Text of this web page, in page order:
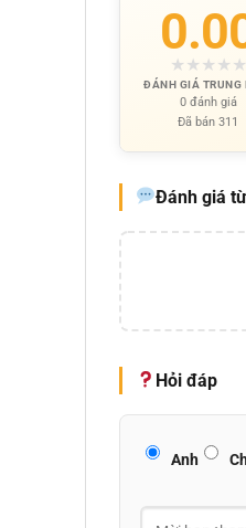
★ ★ ★ ★ ★
ĐÁNH GIÁ TRUNG
0 đánh giá
Đã bán 311
Đánh giá
Hỏi đáp
Anh